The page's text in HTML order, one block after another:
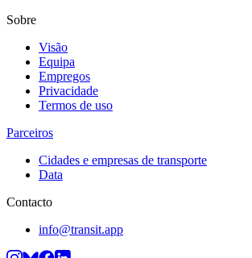
Sobre
Visão
Equipa
Empregos
Privacidade
Termos de uso
Parceiros
Cidades e empresas de transporte
Data
Contacto
info@transit.app